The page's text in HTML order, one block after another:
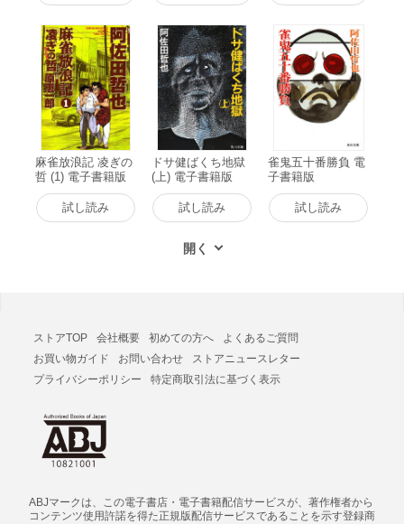
麻雀放浪記 凌ぎの
哲 (1) 電子書籍版
試し読み
ドサ健ばくち地獄
(上) 電子書籍版
試し読み
雀鬼五十番勝負 電
子書籍版
試し読み
ストアTOP 会社概要 初めての方へ
よくあるご質問
お買い物ガイド
お問い合わせ
ストアニュースレター
プライバシーポリシー
特定商取引法に基づく表示
ABJマークは、この電子書店・電子書籍配信サービスが、著作権者から
コンテンツ使用許諾を得た正規版配信サービスであることを示す登録商